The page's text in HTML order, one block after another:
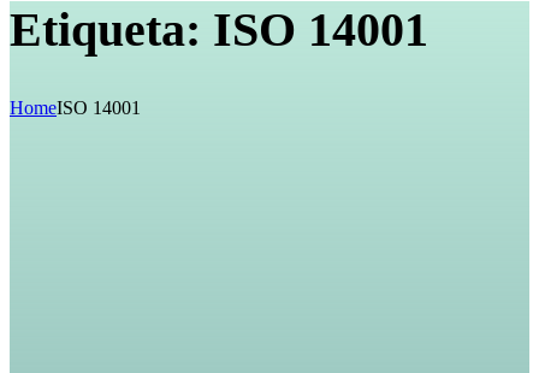
Etiqueta: ISO 14001
HomeISO 14001